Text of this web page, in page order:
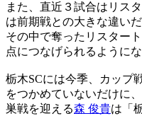
また、直近３試合はリス
は前期戦との大きな違い
その中で奪ったリスター
点につなげられるようにな
栃木SCには今季、カップ
をつかめていないだけに
巣戦を迎える森 俊貴は「